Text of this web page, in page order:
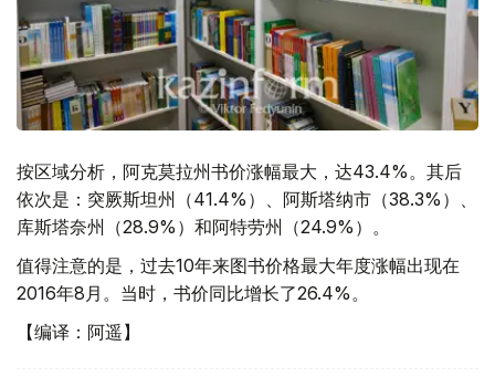
按区域分析，阿克莫拉州书价涨幅最大，达43.4%。其后
依次是：突厥斯坦州（41.4%）、阿斯塔纳市（38.3%）、
库斯塔奈州（28.9%）和阿特劳州（24.9%）。
值得注意的是，过去10年来图书价格最大年度涨幅出现在
2016年8月。当时，书价同比增长了26.4%。
【编译：阿遥】